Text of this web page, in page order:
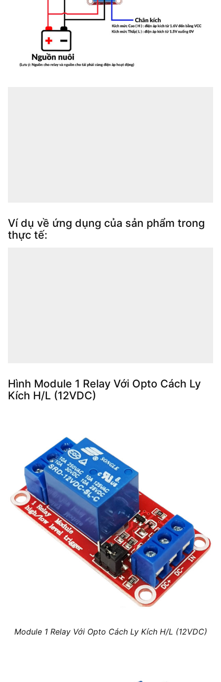
Ví dụ về ứng dụng của sản phẩm trong
thực tế:
Hình Module 1 Relay Với Opto Cách Ly
Kích H/L (12VDC)
Module 1 Relay Với Opto Cách Ly Kích H/L (12VDC)